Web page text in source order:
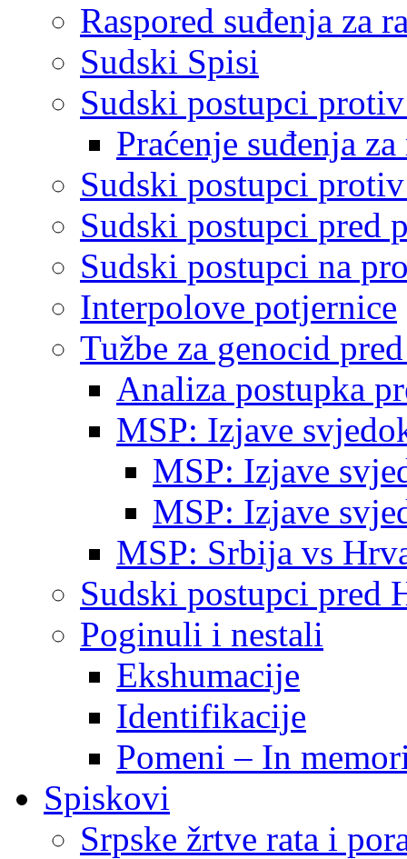
Raspored suđenja za
Sudski Spisi
Sudski postupci
Praćenje suđenja
Sudski postupci
Sudski postupci pred
Sudski postupci na
Interpolove potjernice
Tužbe za genocid
Analiza postupka
MSP: Izjave
MSP: Izjave
MSP: Izjave
MSP: Srbija vs
Sudski postupci pred
Poginuli i nestali
Ekshumacije
Identifikacije
Pomeni – In
Spiskovi
Srpske žrtve rata i